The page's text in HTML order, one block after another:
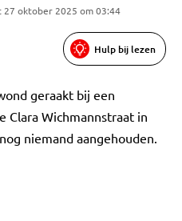
27 oktober 2025 om 03:44
Hulp bij lezen
geraakt bij een
Clara Wichmannstraat in
niemand aangehouden.